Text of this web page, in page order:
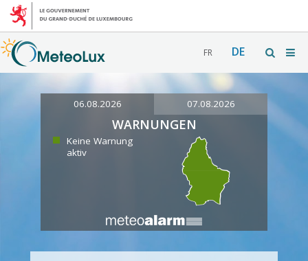
FR DE
06.08.2026 07.08.2026
WARNUNGEN
Keine Warnung
aktiv